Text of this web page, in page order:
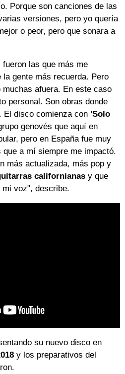
Porque son canciones de las
versiones, pero yo quería
o peor, pero que sonara a
las que más me
gente más recuerda. Pero
muchas afuera. En este caso
personal. Son obras donde
El disco comienza con 'Solo
genovés que aquí en
pero en España fue muy
a mí siempre me impactó.
más actualizada, más pop y
californianas y que
voz", describe.
su nuevo disco en
y los preparativos del